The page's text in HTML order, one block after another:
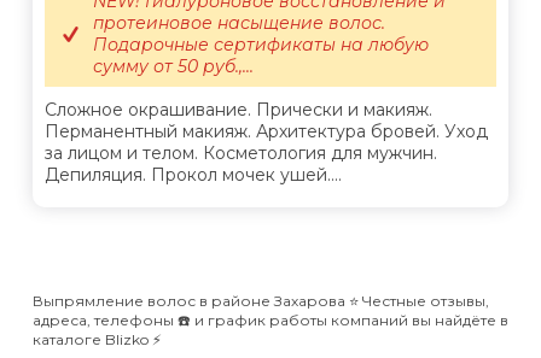
Сложное окрашивание. Прически и макияж.
Перманентный макияж. Архитектура бровей. Уход
за лицом и телом. Косметология для мужчин.
Депиляция. Прокол мочек ушей....
протеиновое насыщение волос.
Подарочные сертификаты на любую
сумму от 50 руб.,...
Выпрямление волос в районе Захарова ⭐️ Честные отзывы,
адреса, телефоны ☎️ и график работы компаний вы найдёте в
каталоге Blizko ⚡️